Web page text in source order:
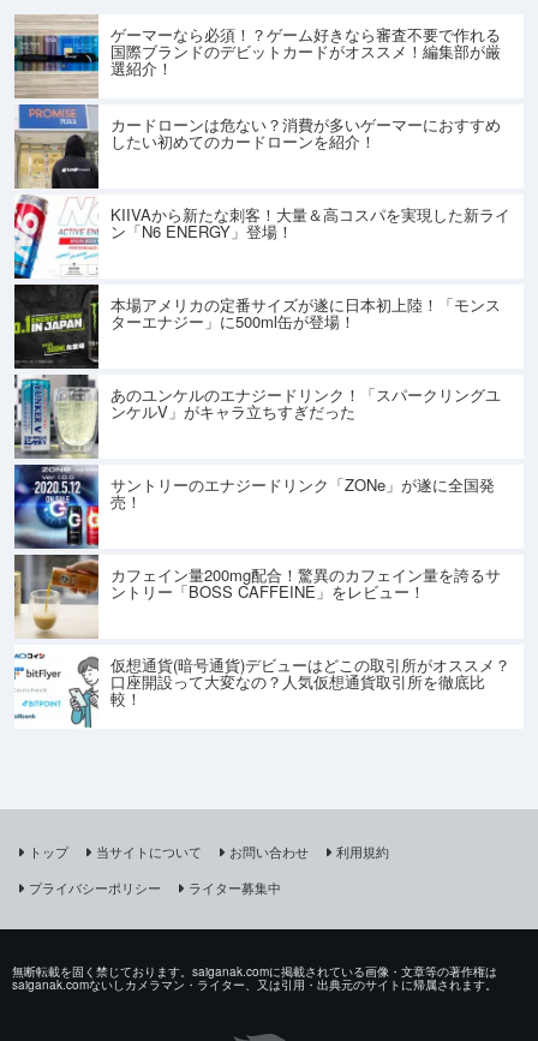
ゲーマーなら必須！？ゲーム好きなら審査不要で作れる
国際ブランドのデビットカードがオススメ！編集部が厳
選紹介！
カードローンは危ない？消費が多いゲーマーにおすすめ
したい初めてのカードローンを紹介！
KIIVAから新たな刺客！大量＆高コスパを実現した新ライ
ン「N6 ENERGY」登場！
本場アメリカの定番サイズが遂に日本初上陸！「モンス
ターエナジー」に500ml缶が登場！
あのユンケルのエナジードリンク！「スパークリングユ
ンケルV」がキャラ立ちすぎだった
サントリーのエナジードリンク「ZONe」が遂に全国発
売！
カフェイン量200mg配合！驚異のカフェイン量を誇るサ
ントリー「BOSS CAFFEINE」をレビュー！
仮想通貨(暗号通貨)デビューはどこの取引所がオススメ？
口座開設って大変なの？人気仮想通貨取引所を徹底比
較！
トップ 当サイトについて お問い合わせ
利用規約
プライバシーポリシー
ライター募集中
無断転載を固く禁じております。saiganak.comに掲載されている画像・文章等の著作権は
saiganak.comないしカメラマン・ライター、又は引用・出典元のサイトに帰属されます。